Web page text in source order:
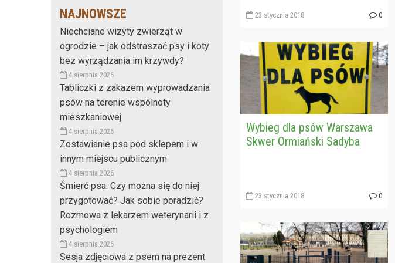
NAJNOWSZE
Niechciane wizyty zwierząt w
ogrodzie – jak odstraszać psy i koty
bez wyrządzania im krzywdy?
4 sierpnia 2026
Tabliczki z zakazem wyprowadzania
psów na terenie wspólnoty
mieszkaniowej
4 sierpnia 2026
Zostawianie psa pod sklepem i w
innym miejscu publicznym
4 sierpnia 2026
Śmierć psa. Czy można się do niej
przygotować? Jak sobie poradzić?
Rozmowa z lekarzem weterynarii i z
psychologiem
4 sierpnia 2026
Sesja zdjęciowa z psem na prezent
23 stycznia 2018 0
Wybieg dla psów Warszawa
Skwer Ormiański Sadyba
23 stycznia 2018 0